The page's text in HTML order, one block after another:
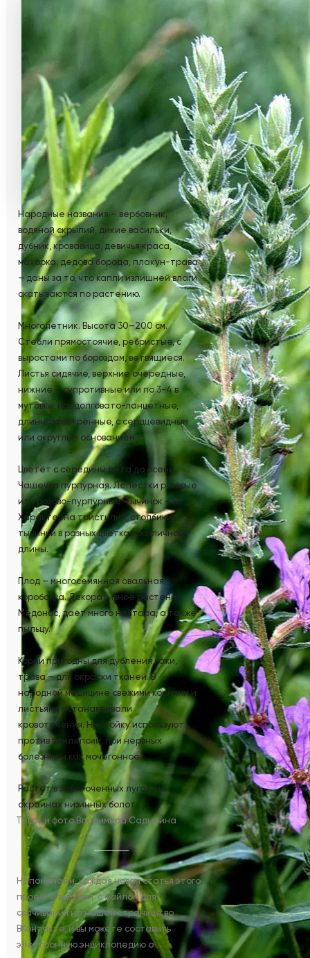
Текст и фото Владимира Садырина
Народные названия – вербовник,
водяной скрыпий, дикие васильки,
дубник, кровавица, девичья краса,
махорка, дедова борода, плакун-трава
– даны за то, что капли излишней влаги
скатываются по растению.
Многолетник. Высота 30–200 см.
Стебли прямостоячие, ребристые, с
выростами по бороздам, ветвящиеся.
Листья сидячие, верхние очередные,
нижние – супротивные или по 3-4 в
мутовке, продолговато-ланцетные,
длиннозаострённые, с сердцевидным
или округлым основанием.
Цветёт с середины лета до осени.
Чашечка пурпурная. Лепестки розовые
или розово-пурпурные. Тычинок - 12.
Характерна тристилия: столбики и
тычинки в разных цветках различной
длины.
Плод – многосемянная овальная
коробочка. Декоративное растение.
Медонос, даёт много нектара, а также
пыльцу.
Корни пригодны для дубления кожи,
трава – для окраски тканей. В
народной медицине свежими корнями и
листьями останавливали
кровотечения. Настойку используют
против эпилепсии, при нервных
болезнях и как мочегонное.
Растет в заболоченных лугах, на
окраинах низинных болот.
Напоминаем, каждая новая статья этого
проекта выходит с файлом для
скачивания на нашей странице во
ВКонтакте, и вы можете составить
электронную энциклопедию о